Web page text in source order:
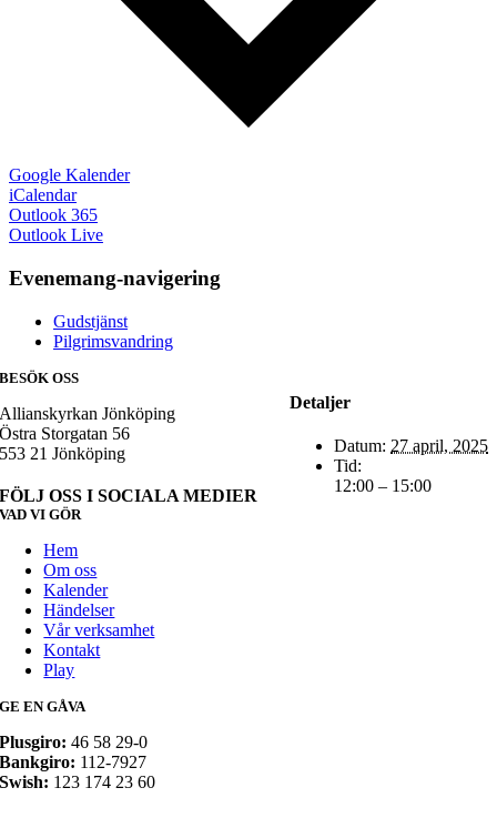
Google Kalender
iCalendar
Outlook 365
Outlook Live
Evenemang-navigering
Gudstjänst
Pilgrimsvandring
Detaljer
Datum: 27 april, 2025
Tid:
12:00 – 15:00
BESÖK OSS
Allianskyrkan Jönköping
Östra Storgatan 56
553 21 Jönköping
FÖLJ OSS I SOCIALA MEDIER
VAD VI GÖR
Hem
Om oss
Kalender
Händelser
Vår verksamhet
Kontakt
Play
GE EN GÅVA
Plusgiro: 46 58 29-0
Bankgiro: 112-7927
Swish: 123 174 23 60